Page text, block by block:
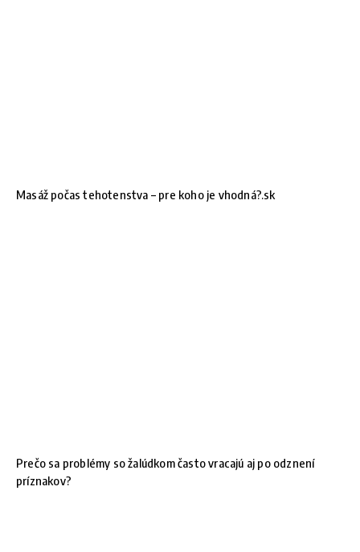
Masáž počas tehotenstva – pre koho je vhodná?.sk
Prečo sa problémy so žalúdkom často vracajú aj po odznení
príznakov?